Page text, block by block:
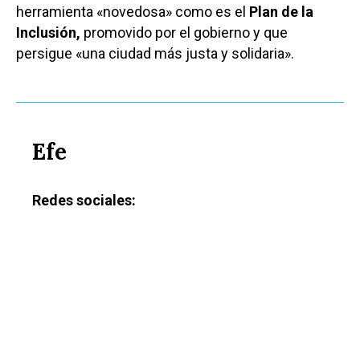
herramienta «novedosa» como es el Plan de la
Inclusión, promovido por el gobierno y que
persigue «una ciudad más justa y solidaria».
Efe
Redes sociales: